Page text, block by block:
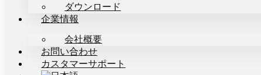
ダウンロード
企業情報
会社概要
お問い合わせ
カスタマーサポート